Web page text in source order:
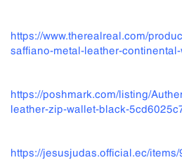
https://www.therealreal.com/
saffiano-metal-leather-
https://poshmark.com/listing/
leather-zip-wallet-black-
https://jesusjudas.official.ec/